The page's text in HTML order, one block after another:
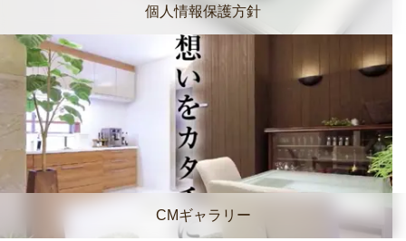
個人情報保護方針
CMギャラリー